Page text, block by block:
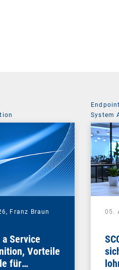
Franz Braun
Service
Vorteile
für
System
05.